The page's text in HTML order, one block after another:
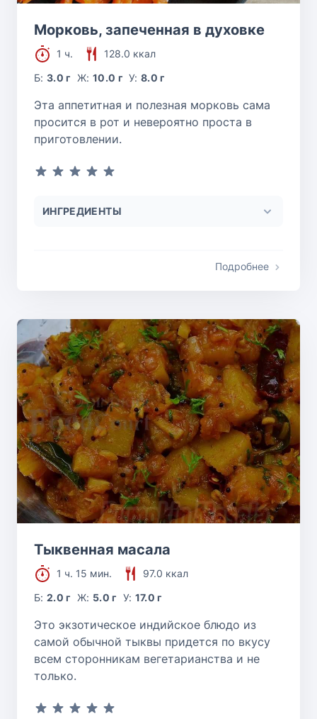
Морковь, запеченная в духовке
1 ч.
128.0 ккал
Б:3.0 г Ж: 10.0 г У:8.0 г
Эта аппетитная и полезная морковь сама
просится в рот и невероятно проста в
приготовлении.
ИНГРЕДИЕНТЫ
Подробнее
Тыквенная масала
1 ч. 15 мин.
97.0 ккал
Б:2.0 г Ж: 5.0 г У: 17.0 г
Это экзотическое индийское блюдо из
самой обычной тыквы придется по вкусу
всем сторонникам вегетарианства и не
только.